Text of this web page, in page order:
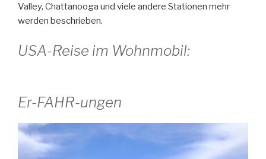
Valley, Chattanooga und viele andere Stationen mehr
werden beschrieben.
USA-Reise im Wohnmobil:
Er-FAHR-ungen